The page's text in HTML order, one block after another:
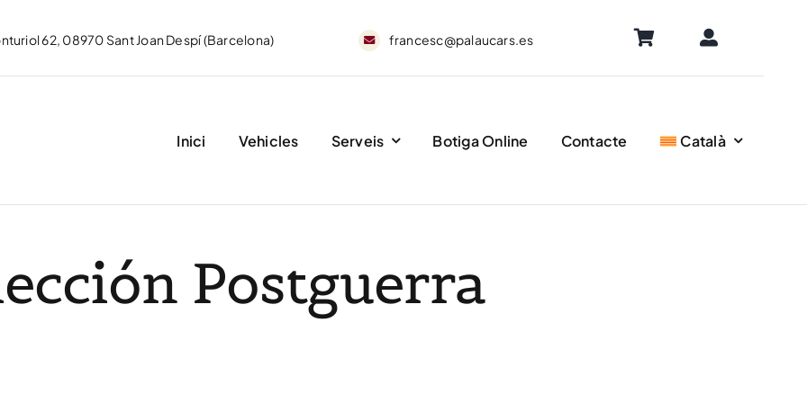
62, 08970 Sant Joan Despí (Barcelona) francesc@palaucars.es
Inici Vehicles Serveis Botiga Online Contacte Català
Postguerra